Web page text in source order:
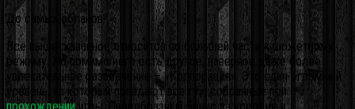
До самых облаков!
Все вышесказанное относится по большей части к сюжетному
режиму. Но помимо него есть другое, наверное даже более
увлекательное развлечение – «Корпорация». Это один огромный
уровень, на который попадают все гуу, собранные при